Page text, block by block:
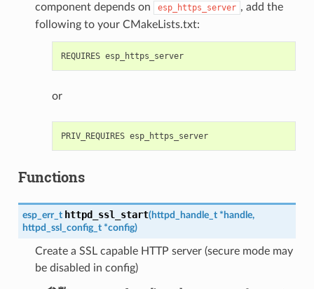
component depends on
esp_https_server , add the
following to your CMakeLists.txt:
REQUIRES esp_https_server
or
PRIV_REQUIRES esp_https_server
Functions
esp_err_t httpd_ssl_start(httpd_handle_t * handle,
httpd_ssl_config_t *config)
Create a SSL capable HTTP server (secure mode may
be disabled in config)